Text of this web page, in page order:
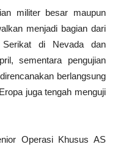
militer besar maupun
menjadi bagian dari
Serikat di Nevada dan
sementara pengujian
berlangsung
juga tengah menguji
Operasi Khusus AS